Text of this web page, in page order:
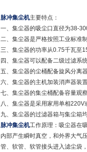
脉冲集尘机主要特点：
一、集尘器的吸尘口直径为38-
二、集尘器是严格按照工业标准
三、集尘器的功率从0.75千瓦至
四、集尘器可以配备二级过滤系统
五、集尘器的尘桶配备旋风分离
六、集尘器的主机加装消声器装
七、集尘器的集尘桶配备容量观
八、集尘器是采用家用单相220V
九、集尘器的过滤器箱与集尘箱
脉冲集尘机工作原理：吸尘器在
内部产生瞬时真空，和外界大气
管、软管、软管接头进入滤尘袋